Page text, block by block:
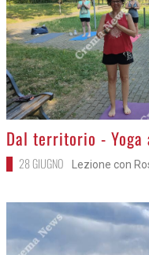
>
Dal territorio -
treno
01 LUGLIO Probabile